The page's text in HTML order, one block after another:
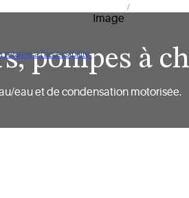
relative à l'accessibilité.
pompes à
eau et de condensation motorisée.